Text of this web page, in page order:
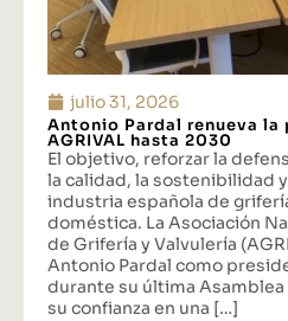
julio 31, 2026
Antonio Pardal renueva la
AGRIVAL hasta 2030
El objetivo, reforzar la
la calidad, la sostenibilidad
industria española de
doméstica. La Asociación
de Grifería y Valvulería
Antonio Pardal como
durante su última
su confianza en una […]